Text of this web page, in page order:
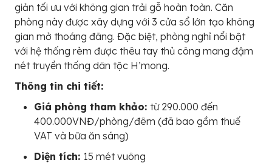
giản tối ưu với không gian trải gỗ hoàn toàn. Căn
phòng này được xây dựng với 3 cửa sổ lớn tạo không
gian mở thoáng đãng. Đặc biệt, phòng nghỉ nổi bật
với hệ thống rèm được thêu tay thủ công mang đậm
nét truyền thống dân tộc H’mong.
Thông tin chi tiết:
Giá phòng tham khảo: từ 290.000 đến
400.000VNĐ/phòng/đêm (đã bao gồm thuế
VAT và bữa ăn sáng)
Diện tích: 15 mét vuông